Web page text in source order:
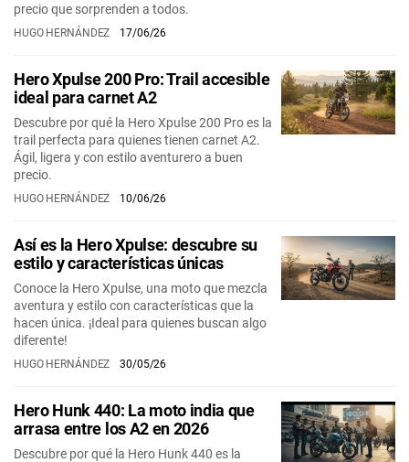
precio que sorprenden a todos.
HUGO HERNÁNDEZ 17/06/26
Hero Xpulse 200 Pro: Trail accesible
ideal para carnet A2
Descubre por qué la Hero Xpulse 200 Pro es la
trail perfecta para quienes tienen carnet A2.
Ágil, ligera y con estilo aventurero a buen
precio.
HUGO HERNÁNDEZ 10/06/26
Así es la Hero Xpulse: descubre su
estilo y características únicas
Conoce la Hero Xpulse, una moto que mezcla
aventura y estilo con características que la
hacen única. ¡Ideal para quienes buscan algo
diferente!
HUGO HERNÁNDEZ 30/05/26
Hero Hunk 440: La moto india que
arrasa entre los A2 en 2026
Descubre por qué la Hero Hunk 440 es la